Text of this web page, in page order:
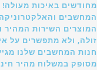
מחודשים באיכות מעולה!
המחשבים
המוצרים השירות
זולה, ולא מתפשרים על
חנות המחשבים שלנו
מסופק במשלוח מהיר